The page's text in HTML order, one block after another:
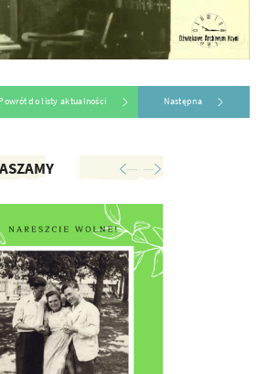
Powrót do listy aktualności Następna